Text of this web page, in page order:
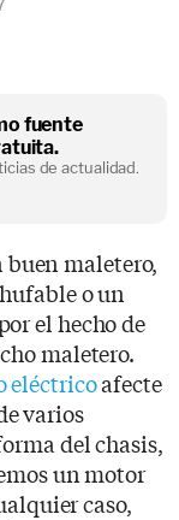
fuente
de actualidad.
buen maletero,
o un
el hecho de
maletero.
eléctricoafecte
varios
del chasis,
un motor
caso,